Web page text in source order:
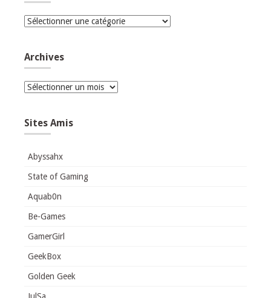
Catégories
Archives
Archives
Sites Amis
Abyssahx
State of Gaming
Aquab0n
Be-Games
GamerGirl
GeekBox
Golden Geek